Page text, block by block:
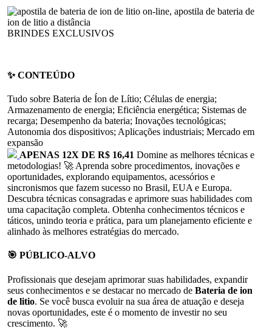
BRINDES EXCLUSIVOS
✨ CONTEÚDO
Tudo sobre Bateria de Íon de Lítio; Células de energia;
Armazenamento de energia; Eficiência energética; Sistemas de
recarga; Desempenho da bateria; Inovações tecnológicas;
Autonomia dos dispositivos; Aplicações industriais; Mercado em
expansão
APENAS 12X DE R$ 16,41 Domine as melhores técnicas e
metodologias! 🚀 Aprenda sobre procedimentos, inovações e
oportunidades, explorando equipamentos, acessórios e
sincronismos que fazem sucesso no Brasil, EUA e Europa.
Descubra técnicas consagradas e aprimore suas habilidades com
uma capacitação completa.Obtenha conhecimentos técnicos e
táticos, unindo teoria e prática, para um planejamento eficiente e
alinhado às melhores estratégias do mercado.
🎯 PÚBLICO-ALVO
Profissionais que desejam aprimorar suas habilidades, expandir
seus conhecimentos e se destacar no mercado deBateria de ion
de litio. Se você busca evoluir na sua área de atuação e deseja
novas oportunidades, este é o momento de investir no seu
crescimento. 🚀